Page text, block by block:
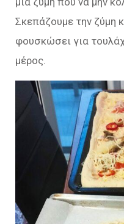
Σκεπάζουμε την ζύμη
φουσκώσει για
μέρος.